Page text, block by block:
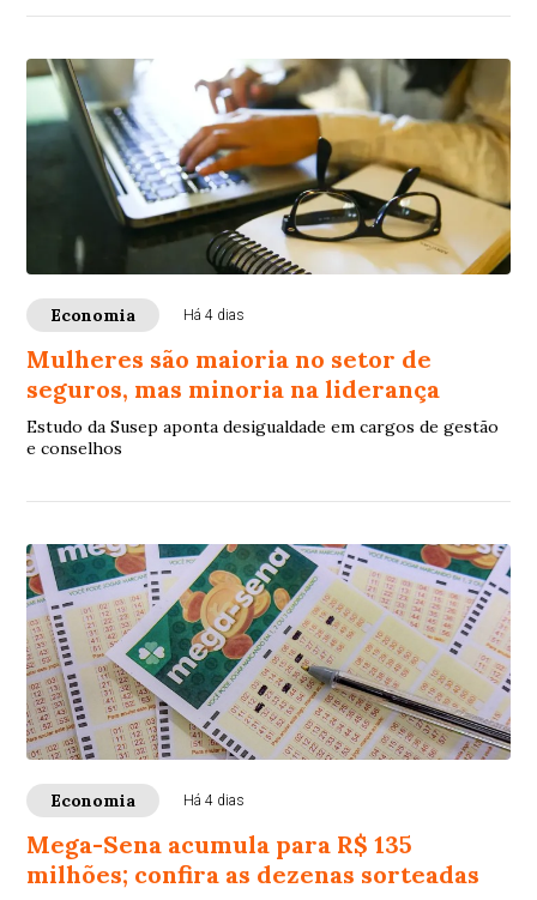
Economia Há 4 dias
Mulheres são maioria no setor de
seguros, mas minoria na liderança
Estudo da Susep aponta desigualdade em cargos de gestão
e conselhos
Economia Há 4 dias
Mega-Sena acumula para R$ 135
milhões; confira as dezenas sorteadas